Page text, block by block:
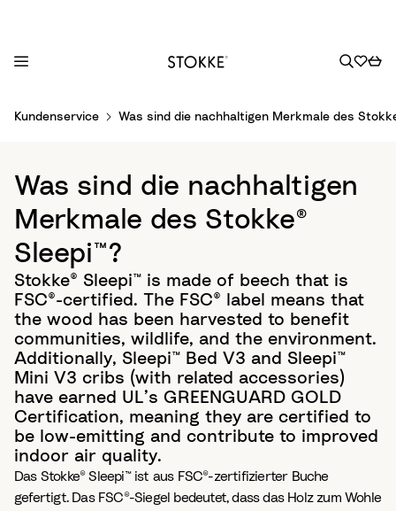
Kundenservice Was sind die nachhaltigen Merkmale des
Was sind die nachhaltigen
Merkmale des Stokke®
Sleepi™?
Stokke® Sleepi™ is made of beech that is
FSC®-certified. The FSC® label means that
the wood has been harvested to benefit
communities, wildlife, and the environment.
Additionally, Sleepi™ Bed V3 and Sleepi™
Mini V3 cribs (with related accessories)
have earned UL’s GREENGUARD GOLD
Certification, meaning they are certified to
be low-emitting and contribute to improved
indoor air quality.
Das Stokke® Sleepi™ ist aus FSC®-zertifizierter Buche
gefertigt. Das FSC®-Siegel bedeutet, dass das Holz zum Wohle